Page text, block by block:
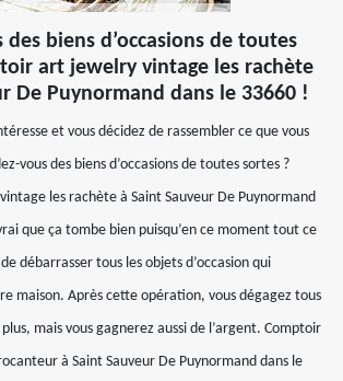
des biens d’occasions de toutes
art jewelry vintage les rachète
De Puynormand dans le 33660 !
et vous décidez de rassembler ce que vous
vous des biens d’occasions de toutes sortes ?
les rachète à Saint Sauveur De Puynormand
que ça tombe bien puisqu’en ce moment tout ce
débarrasser tous les objets d’occasion qui
maison. Après cette opération, vous dégagez tous
mais vous gagnerez aussi de l’argent. Comptoir
à Saint Sauveur De Puynormand dans le